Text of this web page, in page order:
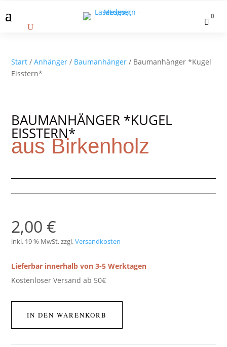

0
Start /Anhänger / Baumanhänger / Baumanhänger *Kugel
Eisstern*
BAUMANHÄNGER *KUGEL
EISSTERN*
aus Birkenholz
2,00 €
inkl. 19 % MwSt. zzgl.Versandkosten
Lieferbar innerhalb von 3-5 Werktagen
Kostenloser Versand ab 50€
IN DEN WARENKORB